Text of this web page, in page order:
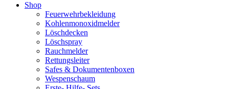
Shop
Feuerwehrbekleidung
Kohlenmonoxidmelder
Löschdecken
Löschspray
Rauchmelder
Rettungsleiter
Safes & Dokumentenboxen
Wespenschaum